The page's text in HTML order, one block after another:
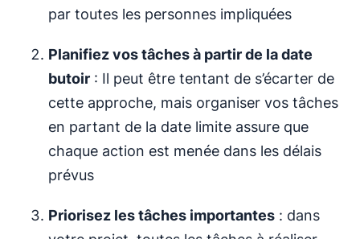
par toutes les personnes impliquées
Planifiez vos tâches à partir de la date
butoir : Il peut être tentant de s’écarter de
cette approche, mais organiser vos tâches
en partant de la date limite assure que
chaque action est menée dans les délais
prévus
Priorisez les tâches importantes : dans